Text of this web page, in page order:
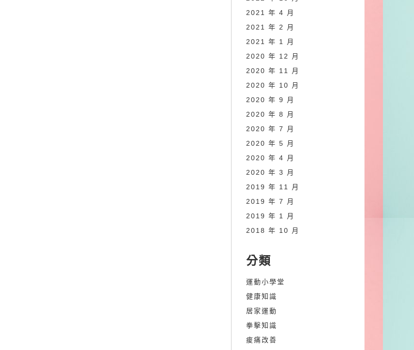
2021 年 4 月
2021 年 2 月
2021 年 1 月
2020 年 12 月
2020 年 11 月
2020 年 10 月
2020 年 9 月
2020 年 8 月
2020 年 7 月
2020 年 5 月
2020 年 4 月
2020 年 3 月
2019 年 11 月
2019 年 7 月
2019 年 1 月
2018 年 10 月
分類
運動小學堂
健康知識
居家運動
拳擊知識
痠痛改善